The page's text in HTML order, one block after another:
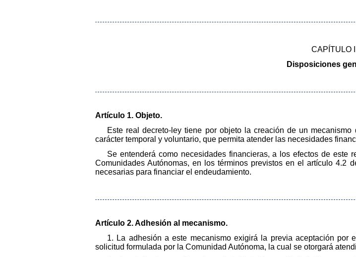
CAPÍTULO I
Disposiciones
Artículo 1. Objeto.
Este real decreto-ley tiene por objeto la creación de un
carácter temporal y voluntario, que permita atender las necesidades
Se entenderá como necesidades financieras, a los efectos de
Comunidades Autónomas, en los términos previstos en el artículo 4.2
necesarias para financiar el endeudamiento.
Artículo 2. Adhesión al mecanismo.
1. La adhesión a este mecanismo exigirá la previa aceptación por
solicitud formulada por la Comunidad Autónoma, la cual se otorgará